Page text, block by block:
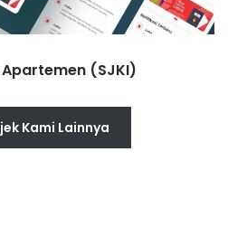
(SJKI)
Kami Lainnya